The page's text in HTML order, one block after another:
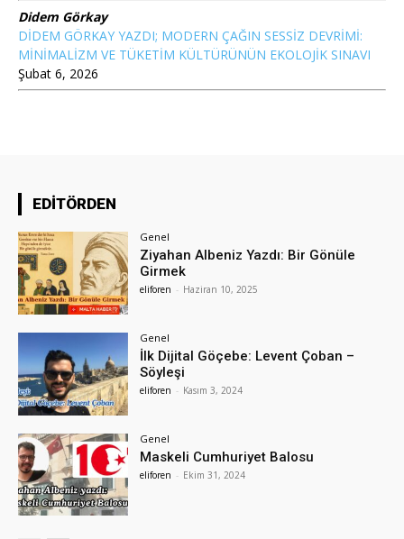
Didem Görkay
DİDEM GÖRKAY YAZDI; MODERN ÇAĞIN SESSİZ DEVRİMİ:
MİNİMALİZM VE TÜKETİM KÜLTÜRÜNÜN EKOLOJİK SINAVI
Şubat 6, 2026
EDİTÖRDEN
Genel
Ziyahan Albeniz Yazdı: Bir Gönüle
Girmek
eliforen - Haziran 10, 2025
Genel
İlk Dijital Göçebe: Levent Çoban –
Söyleşi
eliforen - Kasım 3, 2024
Genel
Maskeli Cumhuriyet Balosu
eliforen - Ekim 31, 2024